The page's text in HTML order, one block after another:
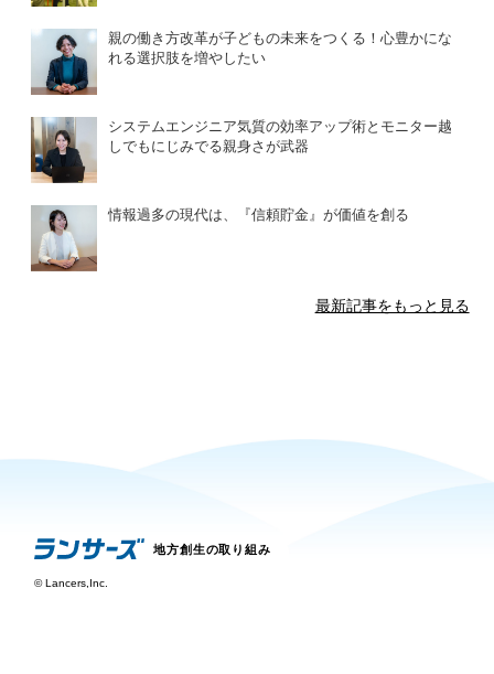
親の働き方改革が子どもの未来をつくる！心豊かにな
れる選択肢を増やしたい
システムエンジニア気質の効率アップ術とモニター越
しでもにじみでる親身さが武器
情報過多の現代は、『信頼貯金』が価値を創る
最新記事をもっと見る
地方創生の取り組み
©Lancers,Inc.